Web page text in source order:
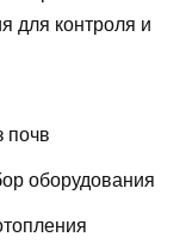
для контроля и
почв
оборудования